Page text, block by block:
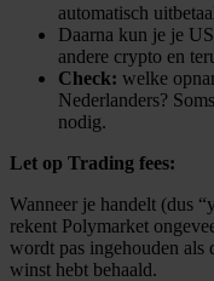
automatisch
Daarna kun je je
andere crypto en
Check: welke
Nederlanders?
nodig.
Let op Trading fees:
Wanneer je handelt (dus
rekent Polymarket
wordt pas ingehouden als
winst hebt behaald.